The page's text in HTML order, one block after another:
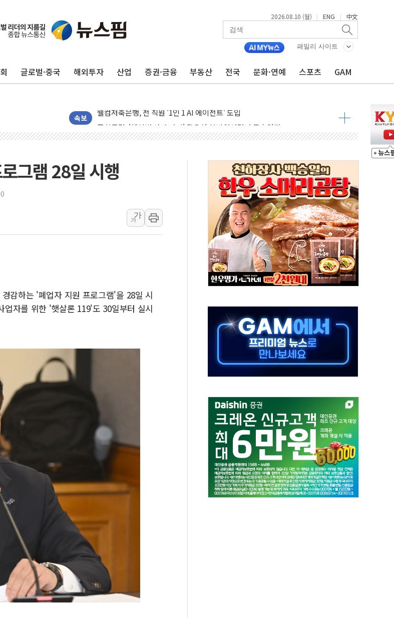
2026.08.10 (월) | ENG | 中文
패밀리 사이트
글로벌·중국 해외투자 산업 증권·금융 부동산 전국 문화·연예 스포츠 GAM
속보
신창재 교보생명 의장 "수수료 분급제, 보험업계 '머니게임' 바로잡을 계기"
흥국생명, 검사·치료·재활 한 번에 보장…통합치료 특약 4종 출시
신한카드·홈앤쇼핑, 전통시장 활성화 맞손…빅데이터로 성장시장 발굴
NH농협카드, VVIP 전용 'the Origins' 출시…무제한 포인트 적립
종합특검, '채상병 사건 관여' 황유성 前방첩사령관 구속영장
황희, '폐버스 주택' 논란 대국민사과..."청년 주거문제 엄중함 헤어리지 못해"
발언 나선 조성환 조이웍스 전 대표
선관위 국조특위, '재검표 일정' 두고 여야 충돌
행정안전부-우아한형제들, 착한가격업소 이용 활성화 업무협약 체결식
착한가격업소 이용 활성화 업무협약 체결 마친 윤호중-윤석준
전매제한 기간중 8000만원 웃돈 매매한 2명 검찰 송치
유럽 증시, '싸구려' 꼬리표 떼고 질주…글로벌 자금 몰린다
산속 헤매던 80대 치매 여성…소방드론이 2시간 만에 찾아냈다
행안부, 임시조립주택 제도 손본다…산불 이재민 주택 침수·이탈에 TF 가동
경찰, 성매매 특별단속 1666명 검거…알선조직 집중 수사
해외직구 위해제품 늘자 리콜 4.7% 증가…'권고' 40% 급증
그램 28일 시행
가
가
감하는 '폐업자 지원 프로그램'을 28일 시
자를 위한 '햇살론 119'도 30일부터 실시